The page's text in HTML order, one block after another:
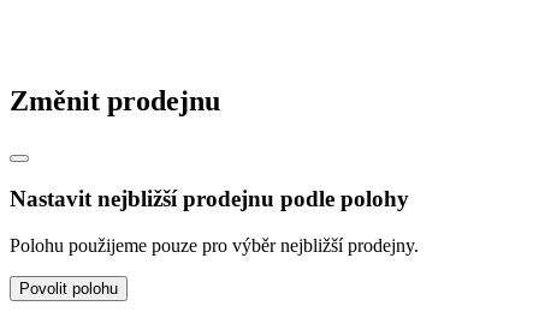
Změnit prodejnu
Nastavit nejbližší prodejnu podle polohy
Polohu použijeme pouze pro výběr nejbližší prodejny.
Povolit polohu